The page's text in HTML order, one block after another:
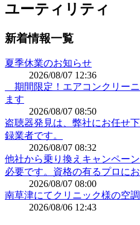
ユーティリティ
新着情報一覧
夏季休業のお知らせ
2026/08/07 12:36
期間限定！エアコンクリー
ます
2026/08/07 08:50
盗聴器発見は、弊社にお任せ
録業者です。
2026/08/07 08:32
他社から乗り換えキャンペー
必要です。資格の有るプロにお
2026/08/07 08:00
南草津にてクリニック様の空
2026/08/06 12:43